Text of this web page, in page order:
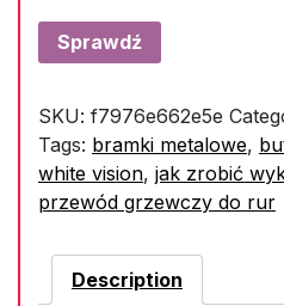
Sprawdź
SKU: f7976e662e5e
Tags: bramki metalowe,
white vision, jak zrobić
przewód grzewczy do rur
Description